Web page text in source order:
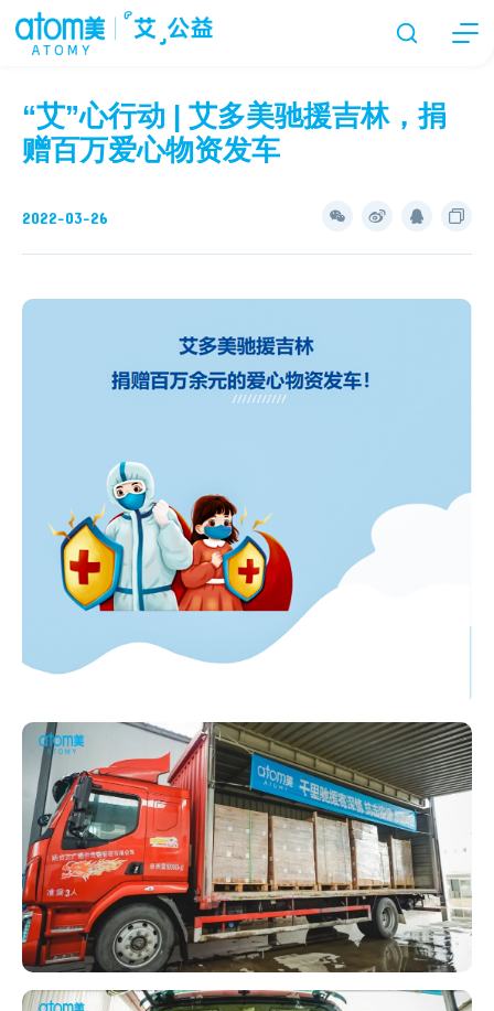
“艾”心行动 | 艾多美驰援吉林，捐
赠百万爱心物资发车
2022-03-26